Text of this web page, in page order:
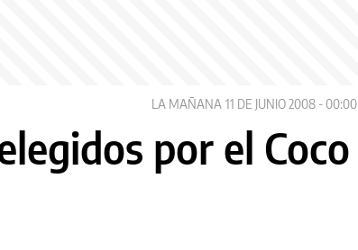
LA MAÑANA 11 DE JUNIO 2008 - 00:00
por el Coco